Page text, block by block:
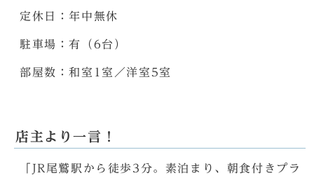
定休日：年中無休
駐車場：有（6台）
部屋数：和室1室／洋室5室
店主より一言！
「JR尾鷲駅から徒歩3分。素泊まり、朝食付きプラ